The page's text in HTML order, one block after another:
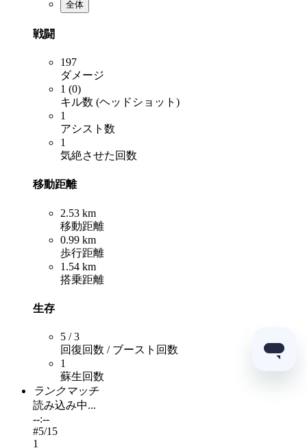
全体
戦闘
197
ダメージ
1 (0)
キル数 (ヘッドショット)
1
アシスト数
1
気絶させた回数
移動距離
2.53 km
移動距離
0.99 km
歩行距離
1.54 km
搭乗距離
生存
5 / 3
回復回数 / ブースト回数
1
蘇生回数
ランクマッチ
読み込み中...
--:--
#5/15
1